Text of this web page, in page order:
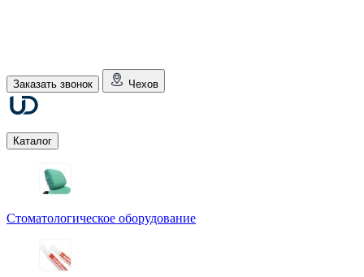
Заказать звонок Чехов
Каталог
Стоматологическое оборудование